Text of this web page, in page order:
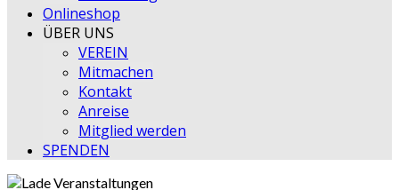
Onlineshop
ÜBER UNS
VEREIN
Mitmachen
Kontakt
Anreise
Mitglied werden
SPENDEN